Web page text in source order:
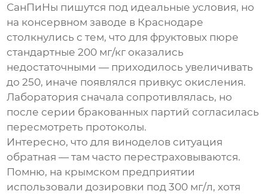
СанПиНы пишутся под идеальные условия, но
на консервном заводе в Краснодаре
столкнулись с тем, что для фруктовых пюре
стандартные 200 мг/кг оказались
недостаточными — приходилось увеличивать
до 250, иначе появлялся привкус окисления.
Лаборатория сначала сопротивлялась, но
после серии бракованных партий согласилась
пересмотреть протоколы.
Интересно, что для виноделов ситуация
обратная — там часто перестраховываются.
Помню, на крымском предприятии
использовали дозировки под 300 мг/л, хотя